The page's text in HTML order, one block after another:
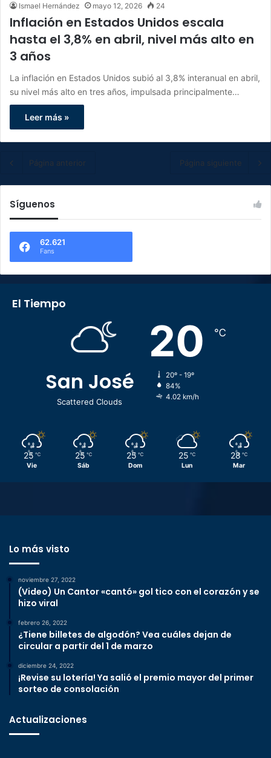
Ismael Hernández mayo 12, 2026 24
Inflación en Estados Unidos escala
hasta el 3,8% en abril, nivel más alto en
3 años
La inflación en Estados Unidos subió al 3,8% interanual en abril,
su nivel más alto en tres años, impulsada principalmente…
Leer más »
Página anterior Página siguiente
Síguenos
62.621
Fans
El Tiempo
San José
Scattered Clouds
20 ℃
20º - 19º
84%
4.02 km/h
25 ℃
Vie
25 ℃
Sáb
25 ℃
Dom
25 ℃
Lun
28 ℃
Mar
Lo más visto
noviembre 27, 2022
(Video) Un Cantor «cantó» gol tico con el corazón y se
hizo viral
febrero 26, 2022
¿Tiene billetes de algodón? Vea cuáles dejan de
circular a partir del 1 de marzo
diciembre 24, 2022
¡Revise su lotería! Ya salió el premio mayor del primer
sorteo de consolación
Actualizaciones